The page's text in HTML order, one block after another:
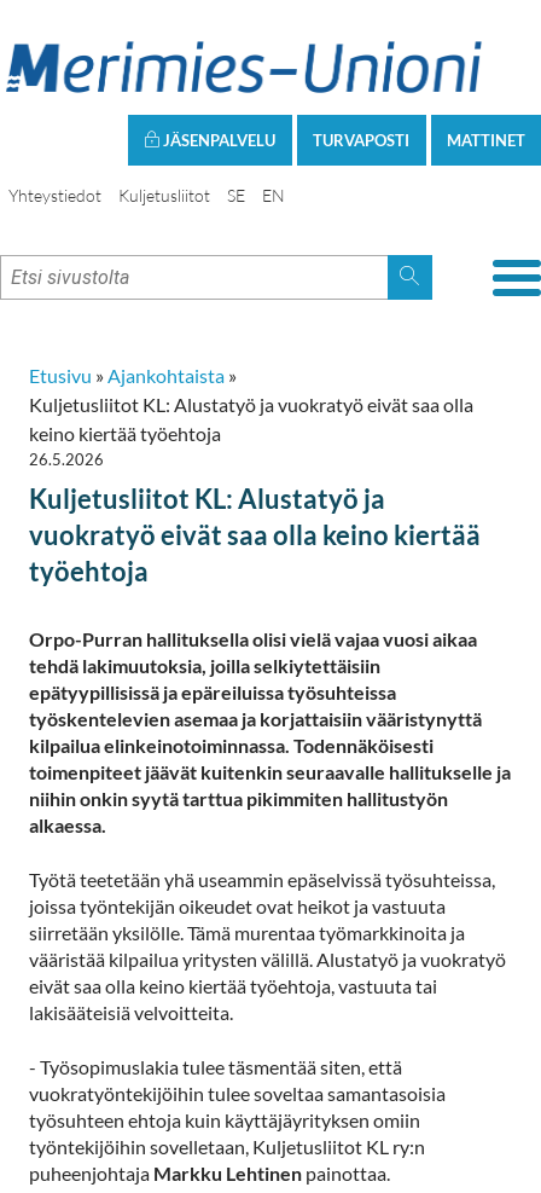
MATTINET
TURVAPOSTI
JÄSENPALVELU
Yhteystiedot Kuljetusliitot SE EN
Etusivu » Ajankohtaista »
Kuljetusliitot KL: Alustatyö ja vuokratyö eivät saa olla
keino kiertää työehtoja
26.5.2026
Kuljetusliitot KL: Alustatyö ja
vuokratyö eivät saa olla keino kiertää
työehtoja
Orpo-Purran hallituksella olisi vielä vajaa vuosi aikaa
tehdä lakimuutoksia, joilla selkiytettäisiin
epätyypillisissä ja epäreiluissa työsuhteissa
työskentelevien asemaa ja korjattaisiin vääristynyttä
kilpailua elinkeinotoiminnassa. Todennäköisesti
toimenpiteet jäävät kuitenkin seuraavalle hallitukselle ja
niihin onkin syytä tarttua pikimmiten hallitustyön
alkaessa.
Työtä teetetään yhä useammin epäselvissä työsuhteissa,
joissa työntekijän oikeudet ovat heikot ja vastuuta
siirretään yksilölle. Tämä murentaa työmarkkinoita ja
vääristää kilpailua yritysten välillä. Alustatyö ja vuokratyö
eivät saa olla keino kiertää työehtoja, vastuuta tai
lakisääteisiä velvoitteita.
- Työsopimuslakia tulee täsmentää siten, että
vuokratyöntekijöihin tulee soveltaa samantasoisia
työsuhteen ehtoja kuin käyttäjäyrityksen omiin
työntekijöihin sovelletaan, Kuljetusliitot KL ry:n
puheenjohtaja Markku Lehtinen painottaa.